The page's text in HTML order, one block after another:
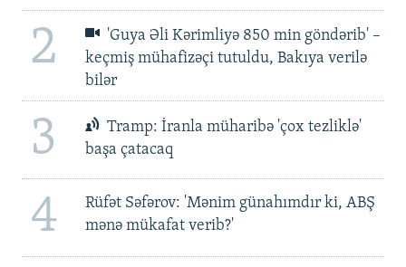
2
'Guya Əli Kərimliyə 850 min göndərib' –
keçmiş mühafizəçi tutuldu, Bakıya verilə
bilər
3
Tramp: İranla müharibə 'çox tezliklə'
başa çatacaq
4
Rüfət Səfərov: 'Mənim günahımdır ki, ABŞ
mənə mükafat verib?'